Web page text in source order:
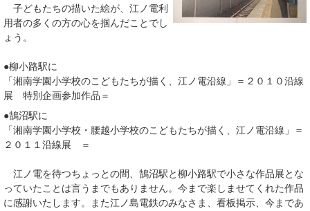
子どもたちの描いた絵が、江ノ電利
用者の多くの方の心を掴んだことでし
ょう。
●柳小路駅に
「湘南学園小学校のこどもたちが描く、江ノ電沿線」＝２０１０沿線
展 特別企画参加作品＝
●鵠沼駅に
「湘南学園小学校・腰越小学校のこどもたちが描く、江ノ電沿線」＝
２０１１沿線展 ＝
江ノ電を待つちょっとの間、鵠沼駅と柳小路駅で小さな作品展とな
っていたことは言うまでもありません。今まで楽しませてくれた作品
に感謝いたします。また江ノ島電鉄のみなさま、看板掲示、今まであ